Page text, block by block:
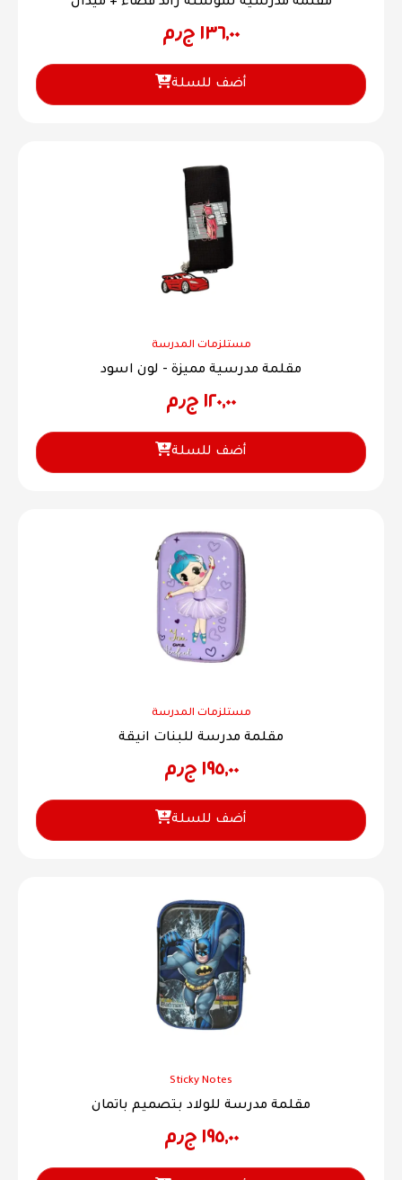
مقلمة مدرسية سوستة رائد فضاء + ميدال
١٣٦,٠٠ ج٫م
أضف للسلة
مستلزمات المدرسة
مقلمة مدرسية مميزة - لون اسود
١٢٠,٠٠ ج٫م
أضف للسلة
مستلزمات المدرسة
مقلمة مدرسة للبنات انيقة
١٩٥,٠٠ ج٫م
أضف للسلة
Sticky Notes
مقلمة مدرسة للولاد بتصميم باتمان
١٩٥,٠٠ ج٫م